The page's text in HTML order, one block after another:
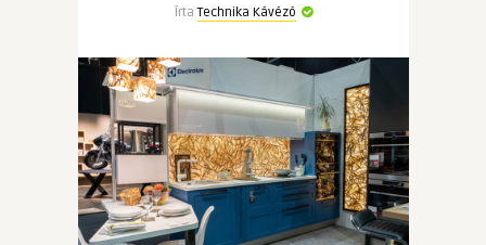
ÍrtaTechnika Kávézó